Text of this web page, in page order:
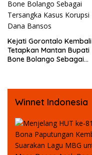
Kejati Gorontalo Kembali
Tetapkan Mantan Bupati
Bone Bolango Sebagai
Winnet Indonesia